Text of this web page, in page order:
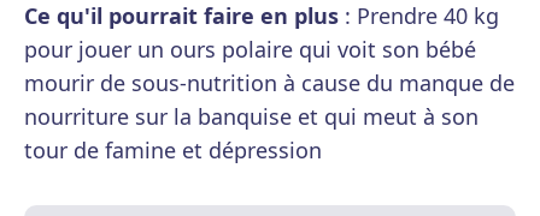
Ce qu'il pourrait faire en plus : Prendre 40 kg
pour jouer un ours polaire qui voit son bébé
mourir de sous-nutrition à cause du manque de
nourriture sur la banquise et qui meut à son
tour de famine et dépression